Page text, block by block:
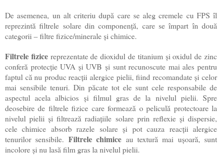
De asemenea, un alt criteriu după care se aleg cremele cu FPS îl
reprezintă filtrele solare din componență, care se împart în două
categorii – filtre fizice/minerale și chimice.
Filtrele fizicereprezentate de dioxidul de titanium și oxidul de zinc
conferă protecție UVA și UVB și sunt recunoscute mai ales pentru
faptul că nu produc reacții alergice pielii, fiind recomandate și celor
mai sensibile tenuri. Din păcate tot ele sunt cele responsabile de
aspectul acela albicios și filmul gras de la nivelul pielii. Spre
deosebire de filtrele fizice care formează o peliculă protectoare la
nivelul pielii și filtrează radiațiile solare prin reflexie și dispersie,
cele chimice absorb razele solare și pot cauza reacții alergice
tenurilor sensibile. Filtrele chimice au textură mai ușoară, sunt
incolore și nu lasă film gras la nivelul pielii.